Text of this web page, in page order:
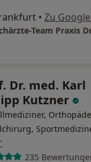
• Zu
Dr. med. Karl
Kutzner
235